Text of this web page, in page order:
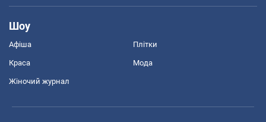
Шоу
Афіша Плітки
Краса Мода
Жіночий журнал